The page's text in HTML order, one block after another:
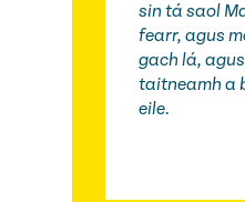
sin tá saol
fearr, agus
gach lá,
taitneamh a
eile.